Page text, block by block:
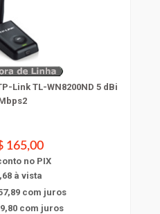
Link TL-WN8200ND 5 dBi
165,00
no PIX
à vista
com juros
com juros